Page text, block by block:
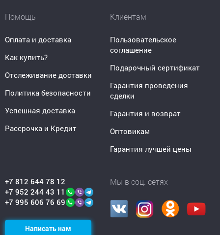
Помощь
Оплата и доставка
Как купить?
Отслеживание доставки
Политика безопасности
Успешная доставка
Рассрочка и Кредит
Клиентам
Пользовательское
соглашение
Подарочный сертификат
Гарантия проведения
сделки
Гарантия и возврат
Оптовикам
Гарантия лучшей цены
+7 812 644 78 12
+7 952 244 43 11
+7 995 606 76 69
Написать нам
Мы в соц. сетях